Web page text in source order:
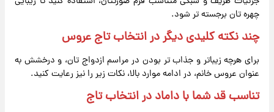
چهره تان برجسته تر شود.
چند نکته کلیدی دیگر در انتخاب تاج عروس
برای هرچه زیباتر و جذاب تر بودن در مراسم ازدواج تان، و درخشش به
عنوان عروس خانم، در ادامه موارد بالا، نکات زیر را نیز رعایت کنید.
تناسب قد شما با داماد در انتخاب تاج